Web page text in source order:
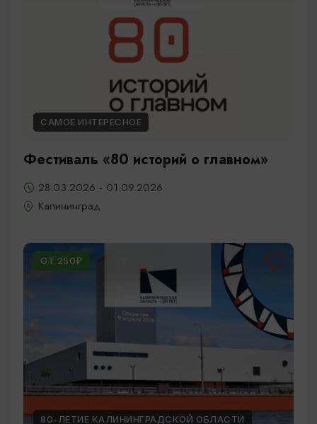
САМОЕ ИНТЕРЕСНОЕ
Фестиваль «80 историй о главном»
28.03.2026 - 01.09.2026
Калининград
ОТ 250₽
80-ЛЕТИЕ КАЛИНИНГРАДСКОЙ ОБЛАСТИ